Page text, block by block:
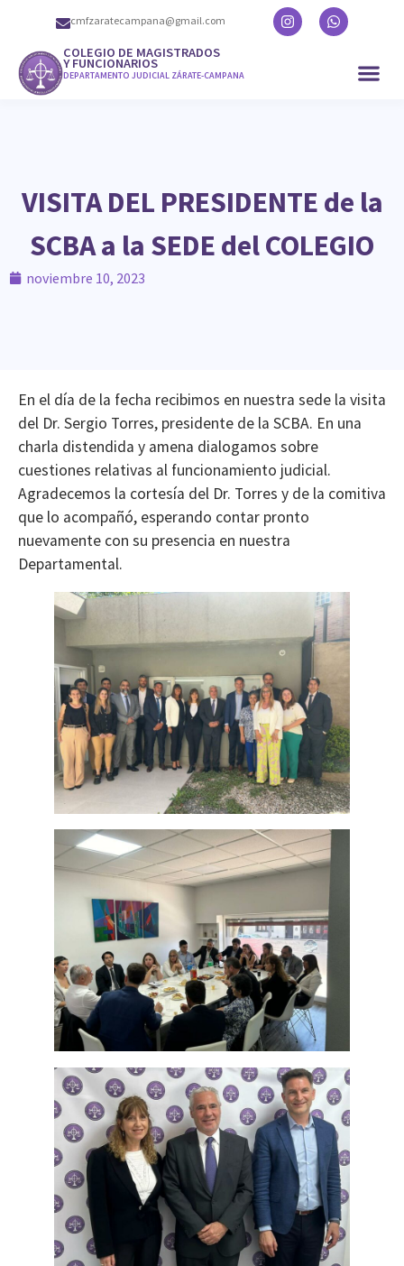
cmfzaratecampana@gmail.com
COLEGIO DE MAGISTRADOS
Y FUNCIONARIOS
DEPARTAMENTO JUDICIAL ZÁRATE-CAMPANA
VISITA DEL PRESIDENTE de la
SCBA a la SEDE del COLEGIO
noviembre 10, 2023
En el día de la fecha recibimos en nuestra sede la visita
del Dr. Sergio Torres, presidente de la SCBA. En una
charla distendida y amena dialogamos sobre
cuestiones relativas al funcionamiento judicial.
Agradecemos la cortesía del Dr. Torres y de la comitiva
que lo acompañó, esperando contar pronto
nuevamente con su presencia en nuestra
Departamental.